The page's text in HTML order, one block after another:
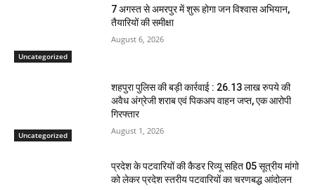
Uncategorized
7 अगस्त से अमरपुर में शुरू होगा जन विश्वास अभियान,
तैयारियों की समीक्षा
August 6, 2026
Uncategorized
शहपुरा पुलिस की बड़ी कार्रवाई : 26.13 लाख रुपये की
अवैध अंग्रेजी शराब एवं पिकअप वाहन जप्त, एक आरोपी
गिरफ्तार
August 1, 2026
प्रदेश के पटवारियों की कैडर रिव्यू सहित 05 सूत्रीय मांगो
को लेकर प्रदेश स्तरीय पटवारियों का चरणबद्ध आंदोलन